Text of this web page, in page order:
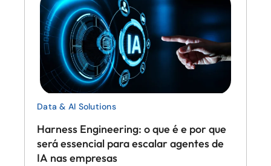
Data & AI Solutions
Harness Engineering: o que é e por que
será essencial para escalar agentes de
IA nas empresas